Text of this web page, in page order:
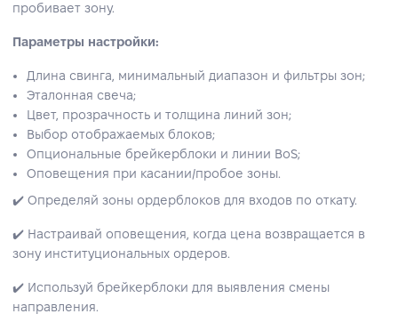
пробивает зону.
Параметры настройки:
Длина свинга, минимальный диапазон и фильтры зон;
Эталонная свеча;
Цвет, прозрачность и толщина линий зон;
Выбор отображаемых блоков;
Опциональные брейкерблоки и линии BoS;
Оповещения при касании/пробое зоны.
✔️ Определяй зоны ордерблоков для входов по откату.
✔️ Настраивай оповещения, когда цена возвращается в
зону институциональных ордеров.
✔️ Используй брейкерблоки для выявления смены
направления.